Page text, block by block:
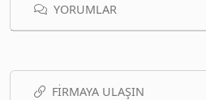
YORUMLAR
FIRMAYA ULAŞIN